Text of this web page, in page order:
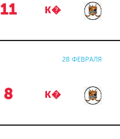
11 К�
28 ФЕВРАЛЯ
8 К�